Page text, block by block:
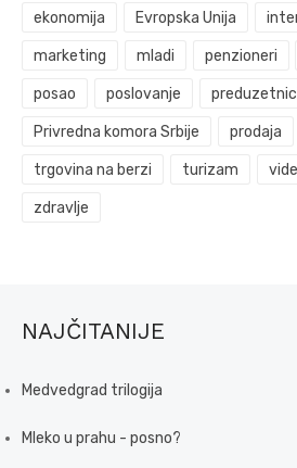
ekonomija Evropska Unija
marketing mladi penzioneri
posao poslovanje
Privredna komora Srbije prodaja
trgovina na berzi turizam
zdravlje
NAJČITANIJE
Medvedgrad trilogija
Mleko u prahu - posno?